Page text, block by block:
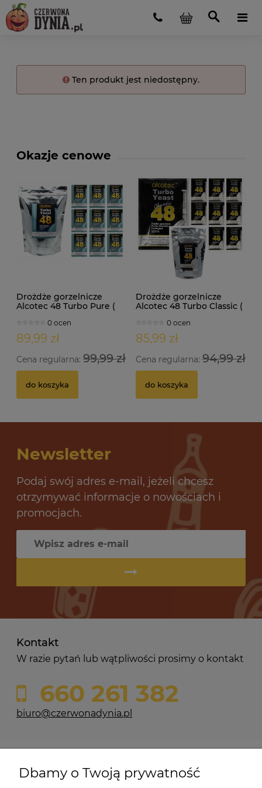
Ten produkt jest niedostępny.
Okazje cenowe
Drożdże gorzelnicze
Alcotec 48 Turbo Pure (
0 ocen
89,99 zł
Cena regularna: 99,99 zł
do koszyka
Drożdże gorzelnicze
Alcotec 48 Turbo Classic (
0 ocen
85,99 zł
Cena regularna:94,99 zł
do koszyka
Newsletter
Podaj swój adres e-mail, jeżeli chcesz
otrzymywać informacje o nowościach i
promocjach.
Kontakt
W razie pytań lub wątpliwości prosimy o kontakt
660 261 382
biuro@czerwonadynia.pl
Dbamy o Twoją prywatność